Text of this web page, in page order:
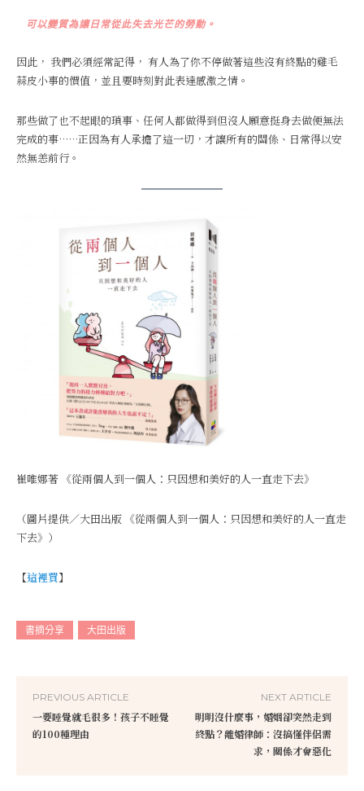
可以變質為讓日常從此失去光芒的勞動。
因此， 我們必須經常記得， 有人為了你不停做著這些沒有終點的雞毛
蒜皮小事的價值，並且要時刻對此表達感激之情。
那些做了也不起眼的瑣事、任何人都做得到但沒人願意挺身去做便無法
完成的事……正因為有人承擔了這一切，才讓所有的關係、日常得以安
然無恙前行。
崔唯娜著 《從兩個人到一個人：只因想和美好的人一直走下去》
（圖片提供／大田出版 《從兩個人到一個人：只因想和美好的人一直走
下去》）
【這裡買】
書摘分享 大田出版
PREVIOUS ARTICLE
一要睡覺就毛很多！孩子不睡覺
的100種理由
NEXT ARTICLE
明明沒什麼事，婚姻卻突然走到
終點？離婚律師：沒搞懂伴侶需
求，關係才會惡化